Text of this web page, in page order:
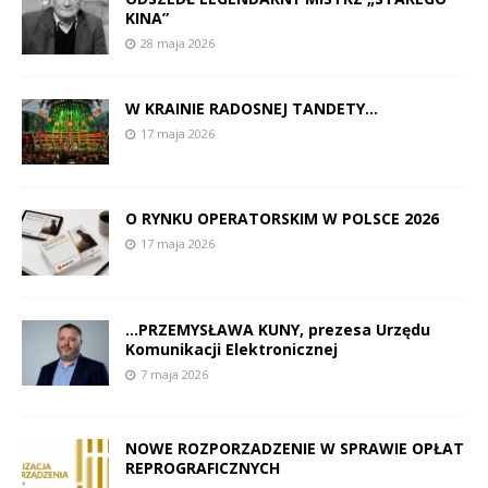
KINA”
28 maja 2026
W KRAINIE RADOSNEJ TANDETY…
17 maja 2026
O RYNKU OPERATORSKIM W POLSCE 2026
17 maja 2026
…PRZEMYSŁAWA KUNY, prezesa Urzędu
Komunikacji Elektronicznej
7 maja 2026
NOWE ROZPORZADZENIE W SPRAWIE OPŁAT
REPROGRAFICZNYCH